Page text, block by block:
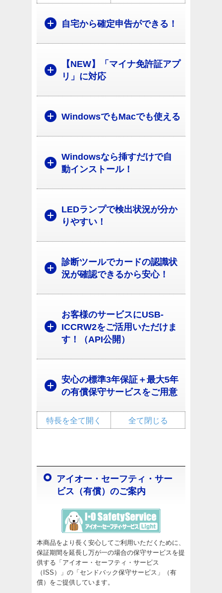
自宅から確定申告ができる！
【NEW】「マイナ免許証アプ
リ」に対応
WindowsでもMacでも使える
Windowsなら挿すだけで自
動インストール！
LEDランプで検出状況が分か
りやすい！
診断ツールでカードの認識状
況が確認できるから安心！
お客様のサービスにUSB-
ICCRW2をご活用いただけま
す！（API公開）
安心の標準3年保証＋最大5年
の有償保守サービスをご用意
全て閉じる
特長を全て開く
アイオー・セーフティ・サー
ビス（有償）のご案内
本商品をより長く安心してご利用いただくために、
保証期間を延長し万が一の場合の保守サービスを提
供する「アイオー・セーフティ・サービス
（ISS）」の「センドバック保守サービス」（有
償）をご提供しています。